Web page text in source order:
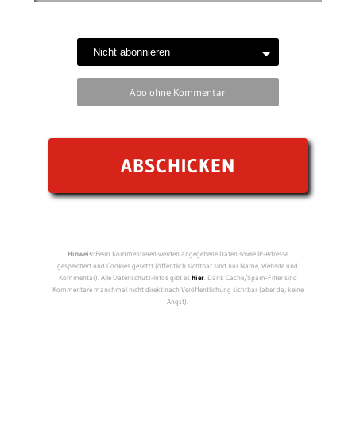
Abo ohne Kommentar
Hinweis:Beim Kommentieren werden angegebene Daten sowie IP-Adresse
gespeichert und Cookies gesetzt (öffentlich sichtbar sind nur Name, Website und
Kommentar). Alle Datenschutz-Infos gibt eshier. Dank Cache/Spam-Filter sind
Kommentare manchmal nicht direkt nach Veröffentlichung sichtbar (aber da, keine
Angst).